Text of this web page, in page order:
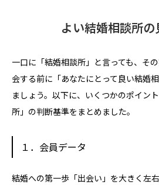
よい結婚相談所の
一口に「結婚相談所」と言っても、そ
会する前に「あなたにとって良い結婚
ましょう。以下に、いくつかのポイン
所」の判断基準をまとめました。
１．会員データ
結婚への第一歩「出会い」を大きく左